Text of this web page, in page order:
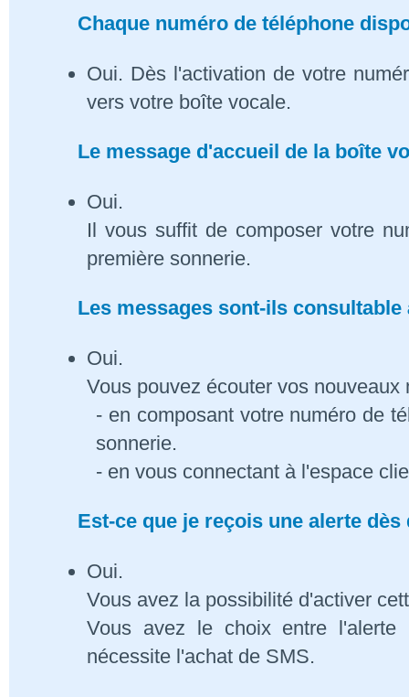
Chaque numéro de téléphone
Oui. Dès l'activation de votre
vers votre boîte vocale.
Le message d'accueil de la boîte
Oui.
Il vous suffit de composer votre
première sonnerie.
Les messages sont-ils
Oui.
Vous pouvez écouter vos nouveaux
- en composant votre numéro de
sonnerie.
- en vous connectant à l'espace
Est-ce que je reçois une alerte
Oui.
Vous avez la possibilité d'activer
Vous avez le choix entre
nécessite l'achat de SMS.